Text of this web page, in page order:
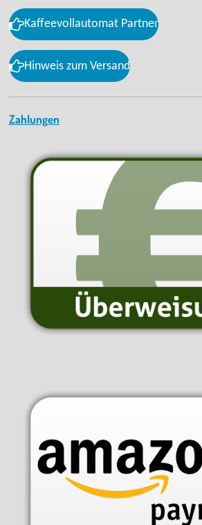
Kaffeevollautomat Partner
Hinweis zum Versand
Zahlungen